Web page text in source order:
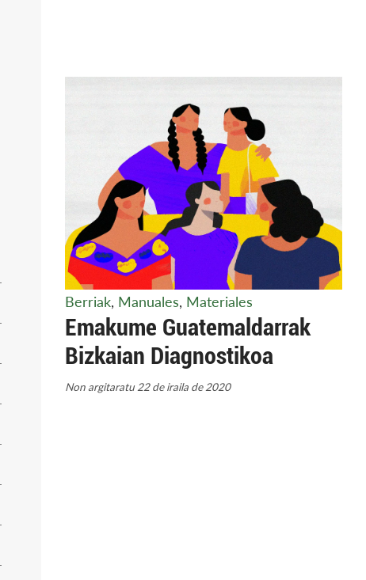
Berriak, Manuales, Materiales
Emakume Guatemaldarrak
Bizkaian Diagnostikoa
Non argitaratu 22 de iraila de 2020